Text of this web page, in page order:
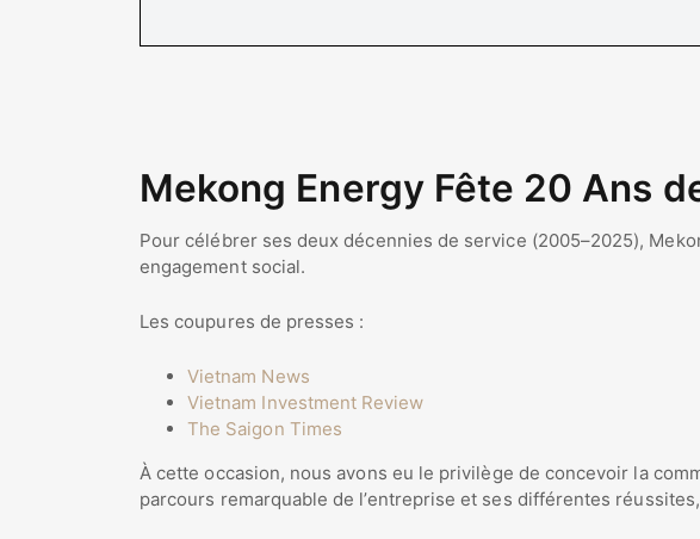
Mekong Energy Fête 20 Ans
Pour célébrer ses deux décennies de service (2005–2025),
engagement social.
Les coupures de presses :
Vietnam News
Vietnam Investment Review
The Saigon Times
À cette occasion, nous avons eu le privilège de concevoir la
parcours remarquable de l’entreprise et ses différentes